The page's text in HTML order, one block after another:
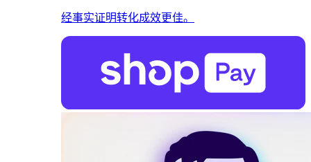
经事实证明转化成效更佳。